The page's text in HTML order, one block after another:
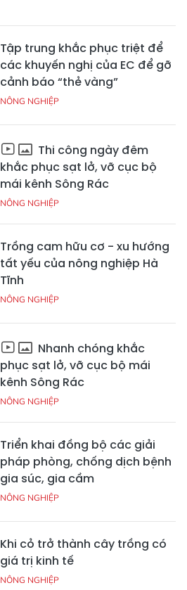
Tập trung khắc phục triệt để
các khuyến nghị của EC để gỡ
cảnh báo “thẻ vàng”
NÔNG NGHIỆP
Thi công ngày đêm
khắc phục sạt lở, vỡ cục bộ
mái kênh Sông Rác
NÔNG NGHIỆP
Trồng cam hữu cơ - xu hướng
tất yếu của nông nghiệp Hà
Tĩnh
NÔNG NGHIỆP
Nhanh chóng khắc
phục sạt lở, vỡ cục bộ mái
kênh Sông Rác
NÔNG NGHIỆP
Triển khai đồng bộ các giải
pháp phòng, chống dịch bệnh
gia súc, gia cầm
NÔNG NGHIỆP
Khi cỏ trở thành cây trồng có
giá trị kinh tế
NÔNG NGHIỆP